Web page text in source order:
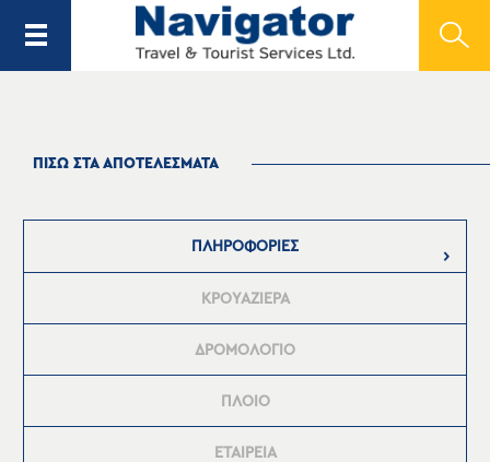
ΠΙΣΩ ΣΤΑ ΑΠΟΤΕΛΕΣΜΑΤΑ
ΠΛΗΡΟΦΟΡΙΕΣ
ΚΡΟΥΑΖΙΕΡΑ
ΔΡΟΜΟΛΟΓΙΟ
ΠΛΟΙΟ
ΕΤΑΙΡΕΙΑ